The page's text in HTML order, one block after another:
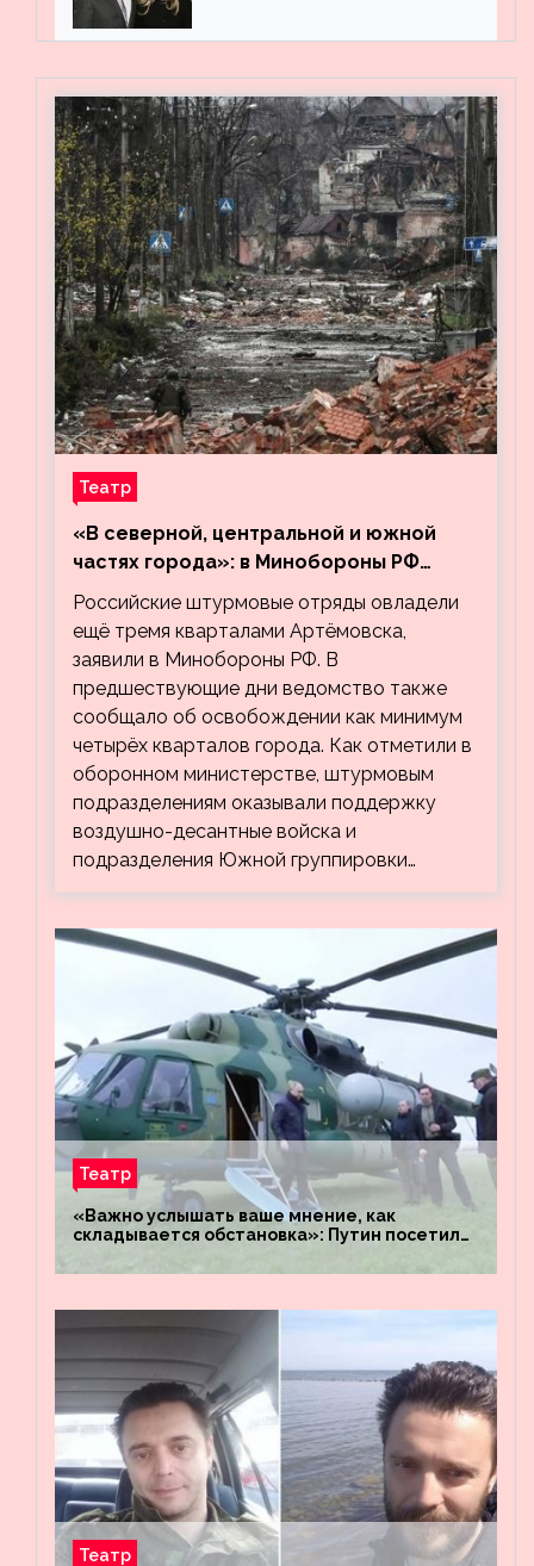
Театр
«В северной, центральной и южной
частях города»: в Минобороны РФ
заявили об освобождении ещё трёх
кварталов Артёмовска
Российские штурмовые отряды овладели
ещё тремя кварталами Артёмовска,
заявили в Минобороны РФ. В
предшествующие дни ведомство также
сообщало об освобождении как минимум
четырёх кварталов города. Как отметили в
оборонном министерстве, штурмовым
подразделениям оказывали поддержку
воздушно-десантные войска и
подразделения Южной группировки…
Театр
«Важно услышать ваше мнение, как
складывается обстановка»: Путин посетил
«Восток»
Театр